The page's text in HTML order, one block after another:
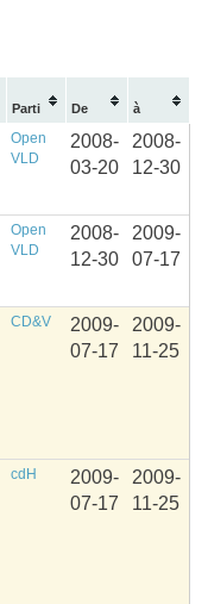
Parti De à
Open
VLD
2008-
03-20
2008-
12-30
Open
VLD
2008-
12-30
2009-
07-17
CD&V
2009-
07-17
2009-
11-25
cdH
2009-
07-17
2009-
11-25